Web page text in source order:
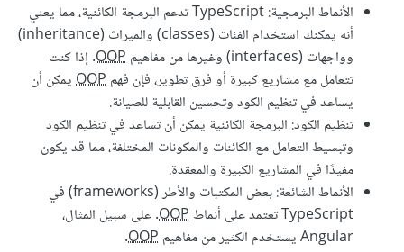
الأنماط البرمجية: TypeScript تدعم البرمجة الكائنية، مما يعني
أنه يمكنك استخدام الفئات (classes) والميراث (inheritance)
وواجهات (interfaces) وغيرها من مفاهيم
OOP. إذا كنت
تتعامل مع مشاريع كبيرة أو فرق تطوير، فإن فهم OOPيمكن أن
يساعد في تنظيم الكود وتحسين القابلية للصيانة.
تنظيم الكود: البرمجة الكائنية يمكن أن تساعد في تنظيم الكود
وتبسيط التعامل مع الكائنات والمكونات المختلفة، مما قد يكون
مفيدًا في المشاريع الكبيرة والمعقدة.
الأنماط الشائعة: بعض المكتبات والأطر (frameworks) في
TypeScript تعتمد على أنماط
OOP. على سبيل المثال،
Angular يستخدم الكثير من مفاهيم
OOP
.